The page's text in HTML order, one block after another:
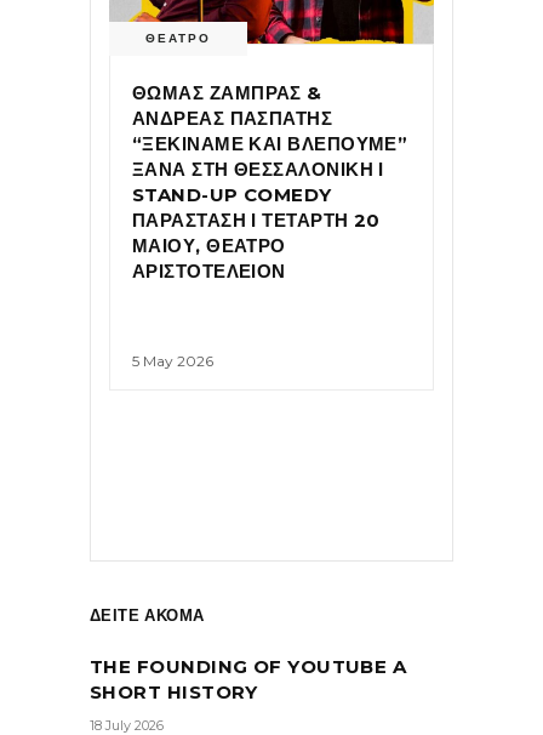
ΘΕΑΤΡΟ
ΘΩΜΑΣ ΖΑΜΠΡΑΣ &
ΑΝΔΡΕΑΣ ΠΑΣΠΑΤΗΣ
“ΞΕΚΙΝΑΜΕ ΚΑΙ ΒΛΕΠΟΥΜΕ”
ΞΑΝΑ ΣΤΗ ΘΕΣΣΑΛΟΝΙΚΗ Ι
STAND-UP COMEDY
ΠΑΡΑΣΤΑΣΗ Ι ΤΕΤΑΡΤΗ 20
ΜΑΙΟΥ, ΘΕΑΤΡΟ
ΑΡΙΣΤΟΤΕΛΕΙΟΝ
5 May 2026
ΔΕΙΤΕ ΑΚΟΜΑ
THE FOUNDING OF YOUTUBE A
SHORT HISTORY
18 July 2026